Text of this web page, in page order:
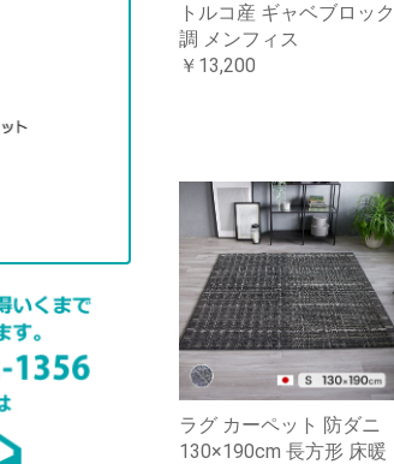
トルコ産 ギャベブロック
調 メンフィス
￥13,200
ラグ カーペット 防ダニ
130×190cm 長方形 床暖